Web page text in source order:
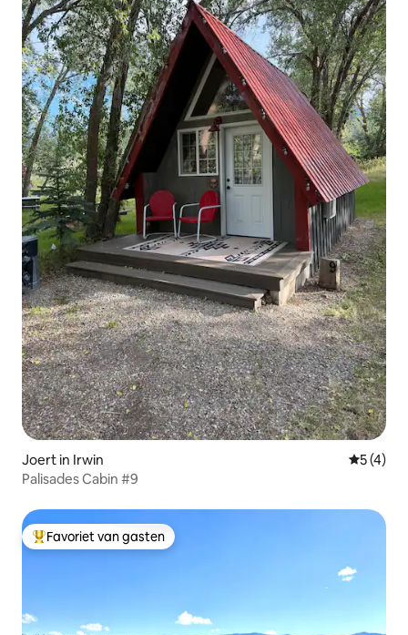
Joert in Irwin
5 (4)
Palisades Cabin #9
Topfavoriet van gasten
Favoriet van gasten